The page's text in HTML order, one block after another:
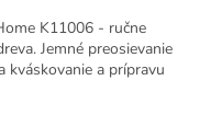
K11006 - ručne
Jemné preosievanie
kváskovanie a prípravu